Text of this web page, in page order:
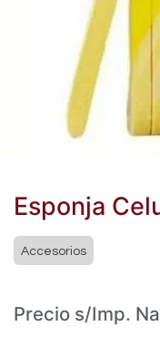
Esponja
Accesorios
Precio s/Imp.